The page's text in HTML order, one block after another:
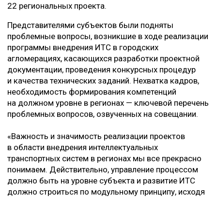
22 региональных проекта.
Представителями субъектов были подняты
проблемные вопросы, возникшие в ходе реализации
программы внедрения ИТС в городских
агломерациях, касающихся разработки проектной
документации, проведения конкурсных процедур
и качества технических заданий. Нехватка кадров,
необходимость формирования компетенций
на должном уровне в регионах — ключевой перечень
проблемных вопросов, озвученных на совещании.
«Важность и значимость реализации проектов
в области внедрения интеллектуальных
транспортных систем в регионах мы все прекрасно
понимаем. Действительно, управление процессом
должно быть на уровне субъекта и развитие ИТС
должно строиться по модульному принципу, исходя